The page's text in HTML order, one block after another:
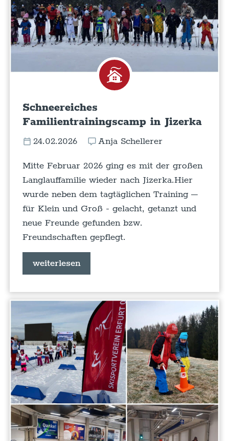
Schneereiches
Familientrainingscamp in Jizerka
24.02.2026 Anja Schellerer
Mitte Februar 2026 ging es mit der großen
Langlauffamilie wieder nach Jizerka.Hier
wurde neben dem tagtäglichen Training –
für Klein und Groß - gelacht, getanzt und
neue Freunde gefunden bzw.
Freundschaften gepflegt.
weiterlesen